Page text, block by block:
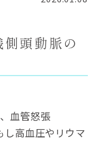
側頭動脈の
血管怒張
し高血圧やリウマ